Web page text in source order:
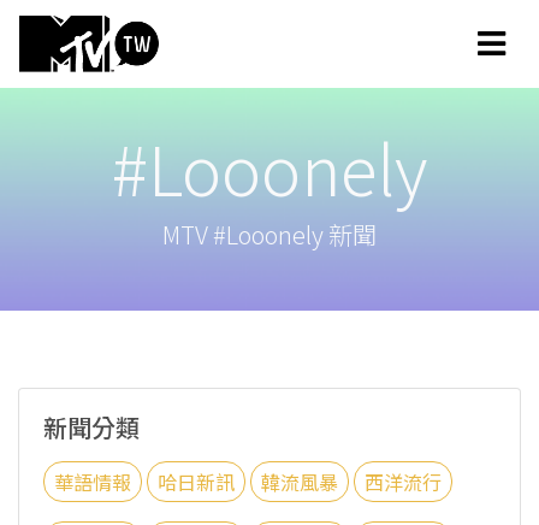
#Looonely
MTV #Looonely 新聞
新聞分類
華語情報 哈日新訊 韓流風暴 西洋流行